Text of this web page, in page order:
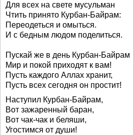
Для всех на свете мусульман
Чтить принято Курбан-Байрам:
Переодеться и омыться.
И с бедным людом поделиться.
Пускай же в день Курбан-Байрам
Мир и покой приходят к вам!
Пусть каждого Аллах хранит,
Пусть всех сегодня он простит!
Наступил Курбан-Байрам,
Вот зажаренный баран,
Вот чак-чак и беляши,
Угостимся от души!